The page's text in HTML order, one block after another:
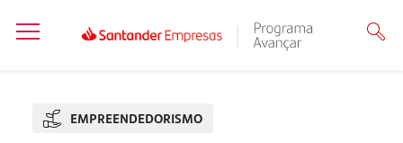
EMPREENDEDORISMO